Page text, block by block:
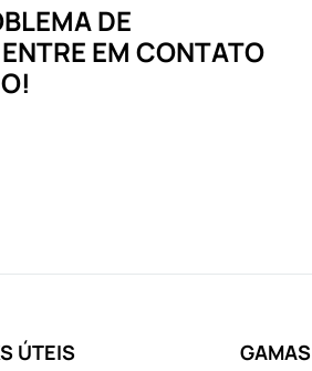
DE
EM CONTATO
ÚTEIS GAMAS